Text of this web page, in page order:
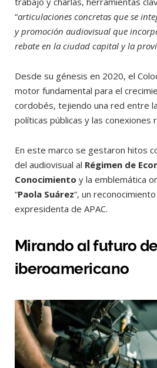
“articulaciones concretas que se
y promoción audiovisual que
rebate en la ciudad capital y la
Desde su génesis en 2020, el
motor fundamental para el
cordobés, tejiendo una red entre
políticas públicas y las conexiones
En este marco se gestaron hitos
del audiovisual al Régimen de
Conocimiento y la emblemática
“Paola Suárez“, un
expresidenta de APAC.
Mirando al futuro
iberoamericano